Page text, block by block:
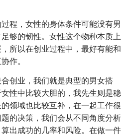
程，女性的身体条件可能没有男
够的韧性。女性这个物种本质上
所以在创业过程中，最好有能和
作。
创业，我们就是典型的男女搭
性中比较大胆的，我先生则是稳
领域也比较互补，在一起工作很
的决策，我们会从不同角度分析
出成功的几率和风险。在做一件